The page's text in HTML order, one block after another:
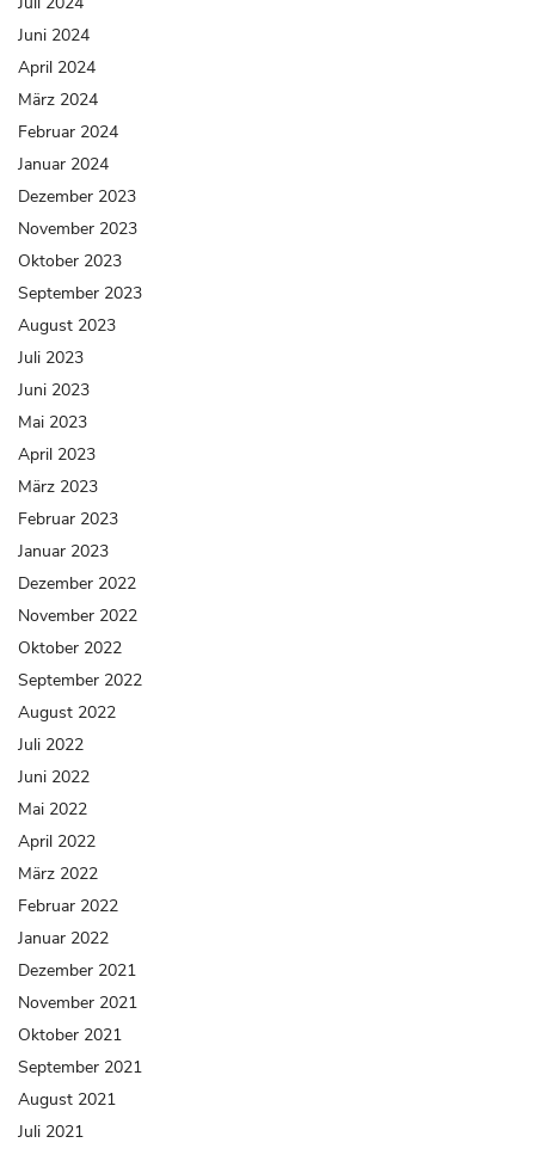
Juni 2024
April 2024
März 2024
Februar 2024
Januar 2024
Dezember 2023
November 2023
Oktober 2023
September 2023
August 2023
Juli 2023
Juni 2023
Mai 2023
April 2023
März 2023
Februar 2023
Januar 2023
Dezember 2022
November 2022
Oktober 2022
September 2022
August 2022
Juli 2022
Juni 2022
Mai 2022
April 2022
März 2022
Februar 2022
Januar 2022
Dezember 2021
November 2021
Oktober 2021
September 2021
August 2021
Juli 2021